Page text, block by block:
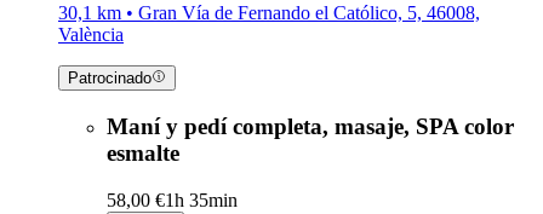
30,1 km • Gran Vía de Fernando el Católico, 5, 46008,
València
Patrocinado
Maní y pedí completa, masaje, SPA color
esmalte
58,00 €1h 35min